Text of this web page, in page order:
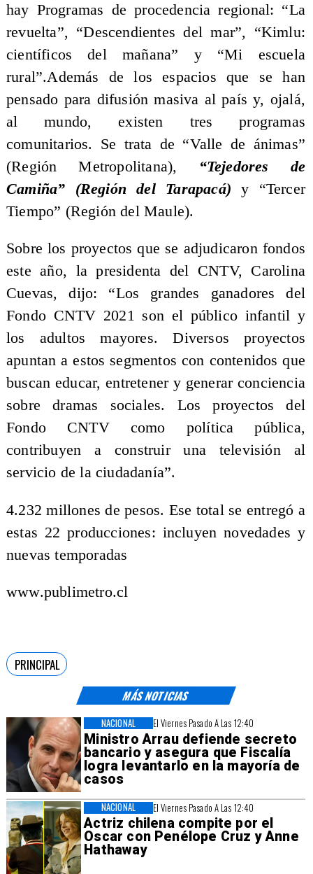
MÁS NOTICIAS
El Viernes Pasado A Las 12:40
Ministro Arrau defiende secreto
bancario y asegura que Fiscalía
logra levantarlo en la mayoría de
casos
NACIONAL
El Viernes Pasado A Las 12:40
Actriz chilena compite por el
Oscar con Penélope Cruz y Anne
Hathaway
NACIONAL
hay Programas de procedencia regional: “La
revuelta”, “Descendientes del mar”, “Kimlu:
científicos del mañana” y “Mi escuela
rural”.Además de los espacios que se han
pensado para difusión masiva al país y, ojalá,
al mundo, existen tres programas
comunitarios. Se trata de “Valle de ánimas”
(Región Metropolitana),
“Tejedores de
Camiña” (Región del Tarapacá) y “Tercer
Tiempo” (Región del Maule).
Sobre los proyectos que se adjudicaron fondos
este año, la presidenta del CNTV, Carolina
Cuevas, dijo: “Los grandes ganadores del
Fondo CNTV 2021 son el público infantil y
los adultos mayores. Diversos proyectos
apuntan a estos segmentos con contenidos que
buscan educar, entretener y generar conciencia
sobre dramas sociales. Los proyectos del
Fondo CNTV como política pública,
contribuyen a construir una televisión al
servicio de la ciudadanía”.
4.232 millones de pesos. Ese total se entregó a
estas 22 producciones: incluyen novedades y
nuevas temporadas
www.publimetro.cl
PRINCIPAL